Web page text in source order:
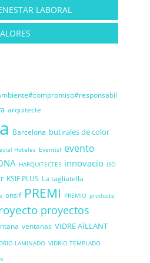
LABORAL
arquitecte
Barcelona butirales de color
Hoteles Eventisf evento
HARQUITECTES innovacio ISO
KSIF PLUS La tagliatella
onsif PREMI PREMIO producte
proyectos
ventanas VIDRE AÏLLANT
LAMINADO VIDRIO TEMPLADO